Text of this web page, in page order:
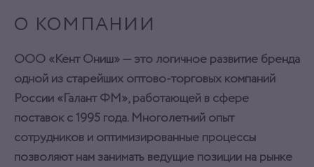
О КОМПАНИИ
ООО «Кент Ониш» — это логичное развитие бренда
одной из старейших оптово-торговых компаний
России «Галант ФМ», работающей в сфере
поставок с 1995 года. Многолетний опыт
сотрудников и оптимизированные процессы
позволяют нам занимать ведущие позиции на рынке